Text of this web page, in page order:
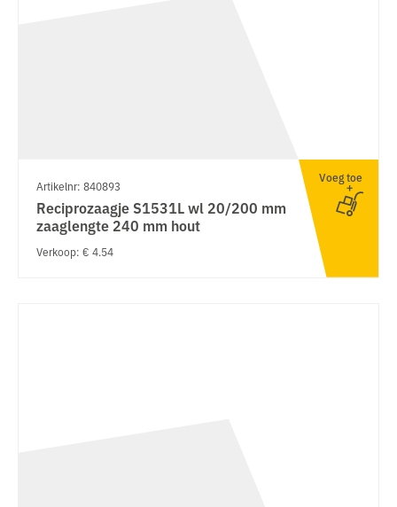
Artikelnr: 840893
Reciprozaagje S1531L wl 20/200 mm
zaaglengte 240 mm hout
Verkoop: € 4.54
Voeg toe